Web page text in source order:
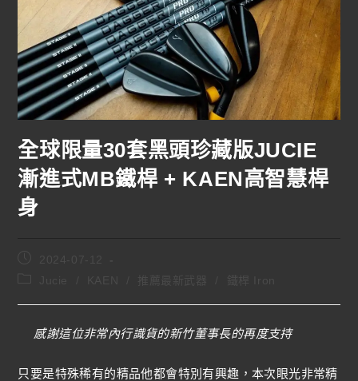
全球限量30套黑頭珍藏版JUCIE
漸進式MB鐵桿 + KAEN高智慧桿
身
鐵桿 Iron
感謝這位非常內行識貨的新竹董事長的再度支持
只要是特殊稀有的精品他都會特別有興趣，本次眼光非常精